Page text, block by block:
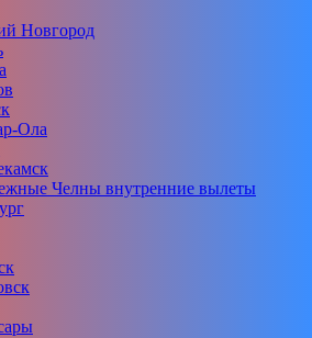
Новгород
Ола
Челны внутренние вылеты